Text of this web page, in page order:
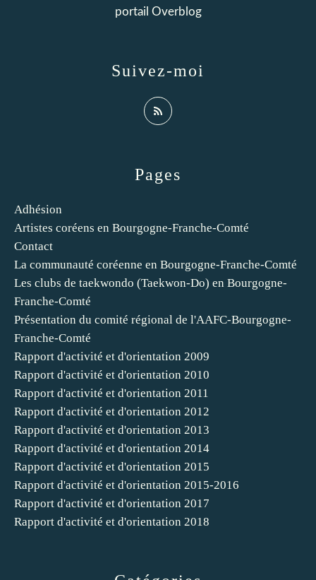
Pages
Adhésion
Artistes coréens en Bourgogne-Franche-Comté
Contact
La communauté coréenne en Bourgogne-Franche-Comté
Les clubs de taekwondo (Taekwon-Do) en Bourgogne-
Franche-Comté
Présentation du comité régional de l'AAFC-Bourgogne-
Franche-Comté
Rapport d'activité et d'orientation 2009
Rapport d'activité et d'orientation 2010
Rapport d'activité et d'orientation 2011
Rapport d'activité et d'orientation 2012
Rapport d'activité et d'orientation 2013
Rapport d'activité et d'orientation 2014
Rapport d'activité et d'orientation 2015
Rapport d'activité et d'orientation 2015-2016
Rapport d'activité et d'orientation 2017
Rapport d'activité et d'orientation 2018
portail Overblog
Suivez-moi